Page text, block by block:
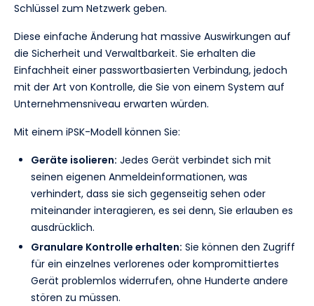
Schlüssel zum Netzwerk geben.
Diese einfache Änderung hat massive Auswirkungen auf
die Sicherheit und Verwaltbarkeit. Sie erhalten die
Einfachheit einer passwortbasierten Verbindung, jedoch
mit der Art von Kontrolle, die Sie von einem System auf
Unternehmensniveau erwarten würden.
Mit einem iPSK-Modell können Sie:
Geräte isolieren: Jedes Gerät verbindet sich mit
seinen eigenen Anmeldeinformationen, was
verhindert, dass sie sich gegenseitig sehen oder
miteinander interagieren, es sei denn, Sie erlauben es
ausdrücklich.
Granulare Kontrolle erhalten: Sie können den Zugriff
für ein einzelnes verlorenes oder kompromittiertes
Gerät problemlos widerrufen, ohne Hunderte andere
stören zu müssen.